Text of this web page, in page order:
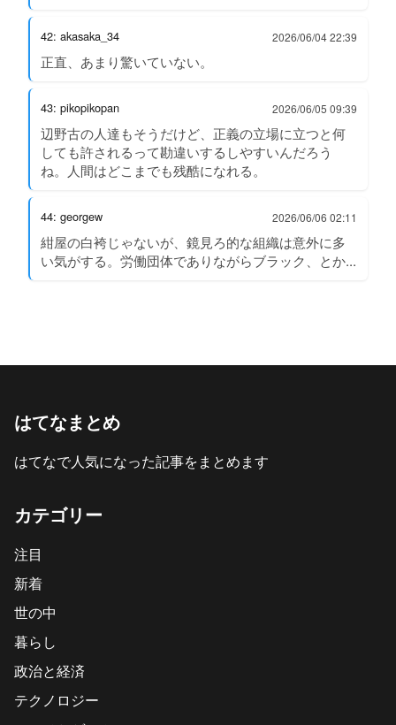
42: akasaka_34 2026/06/04 22:39
正直、あまり驚いていない。
43: pikopikopan 2026/06/05 09:39
辺野古の人達もそうだけど、正義の立場に立つと何
しても許されるって勘違いするしやすいんだろう
ね。人間はどこまでも残酷になれる。
44: georgew 2026/06/06 02:11
紺屋の白袴じゃないが、鏡見ろ的な組織は意外に多
い気がする。労働団体でありながらブラック、とか...
はてなまとめ
はてなで人気になった記事をまとめます
カテゴリー
注目
新着
世の中
暮らし
政治と経済
テクノロジー